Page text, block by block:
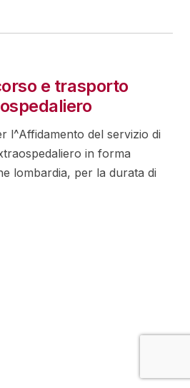
e trasporto
l^Affidamento del servizio di
in forma
lombardia, per la durata di